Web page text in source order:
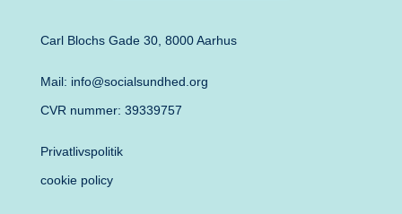
Carl Blochs Gade 30, 8000 Aarhus
Mail: info@socialsundhed.org
CVR nummer: 39339757
Privatlivspolitik
cookie policy